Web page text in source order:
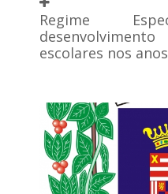
Regime
escolares nos